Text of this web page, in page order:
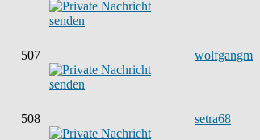
507 wolfgangm
508 setra68